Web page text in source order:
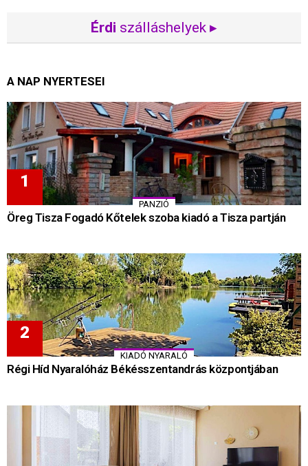
Érdi szálláshelyek ▸
A NAP NYERTESEI
PANZIÓ
Öreg Tisza Fogadó Kőtelek szoba kiadó a Tisza partján
KIADÓ NYARALÓ
Régi Híd Nyaralóház Békésszentandrás központjában